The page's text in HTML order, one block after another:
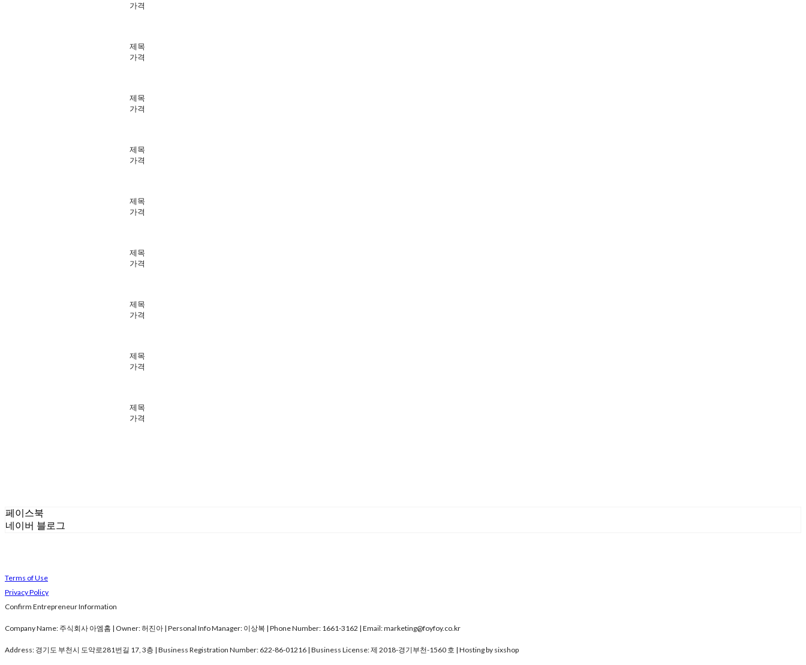
가격
제목
가격
제목
가격
제목
가격
제목
가격
제목
가격
제목
가격
제목
가격
제목
가격
페이스북
네이버 블로그
Terms of Use
Privacy Policy
Confirm Entrepreneur Information
Company Name: 주식회사 아엠홈 | Owner: 허진아 | Personal Info Manager: 이상복 | Phone Number: 1661-3162 | Email: marketing@foyfoy.co.kr
Address: 경기도 부천시 도약로281번길 17, 3층 | Business Registration Number: 622-86-01216 | Business License:제 2018-경기부천-1560 호 | Hosting by sixshop